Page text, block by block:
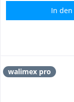
In den
walimex pro